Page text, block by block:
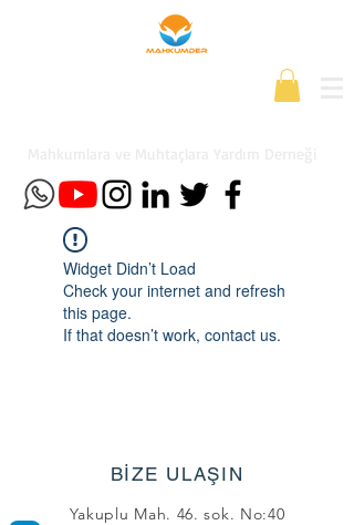
Widget Didn’t Load
Check your internet and refresh
this page.
If that doesn’t work, contact us.
BİZE ULAŞIN
Yakuplu Mah. 46. sok. No:40